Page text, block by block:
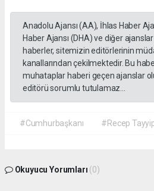
Anadolu Ajansı (AA), İhlas Haber
Haber Ajansı (DHA) ve diğer
haberler, sitemizin editörlerinin
kanallarından çekilmektedir. Bu
muhataplar haberi geçen ajanslar
editörü sorumlu tutulamaz...
#Cumhurbaşkanı #Recep
Okuyucu Yorumları (0)